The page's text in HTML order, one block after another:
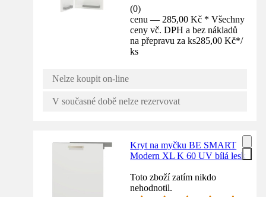
(0)
cenu — 285,00 Kč * Všechny
ceny vč. DPH a bez nákladů
na přepravu za ks285,00 Kč*/
ks
Nelze koupit on-line
V současné době nelze rezervovat
Kryt na myčku BE SMART
Modern XL K 60 UV bílá lesk
Toto zboží zatím nikdo
nehodnotil.